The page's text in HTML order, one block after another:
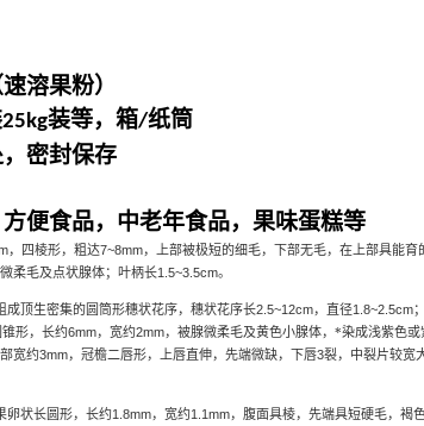
溶果粉）
25kg装等，箱/纸筒
密封保存
便食品，中老年食品，果味蛋糕等
，四棱形，粗达7~8mm，上部被极短的细毛，下部无毛，在上部具能
柔毛及点状腺体；叶柄长1.5~3.5cm。
成顶生密集的圆筒形穗状花序，穗状花序长2.5~12cm，直径1.8~2.5cm
形，长约6mm，宽约2mm，被腺微柔毛及黄色小腺体，*染成浅紫色
宽约3mm，冠檐二唇形，上唇直伸，先端微缺，下唇3裂，中裂片较宽
卵状长圆形，长约1.8mm，宽约1.1mm，腹面具棱，先端具短硬毛，褐